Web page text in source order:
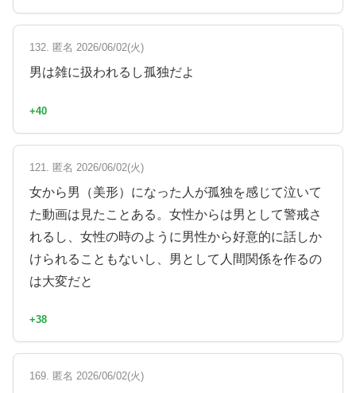
132. 匿名 2026/06/02(火)
男は雑に扱われるし孤独だよ
+40
121. 匿名 2026/06/02(火)
女から男（美形）になった人が孤独を感じて泣いて
た動画は見たことある。女性からは男として警戒さ
れるし、女性の時のように男性から好意的に話しか
けられることもないし、男として人間関係を作るの
は大変だと
+38
169. 匿名 2026/06/02(火)